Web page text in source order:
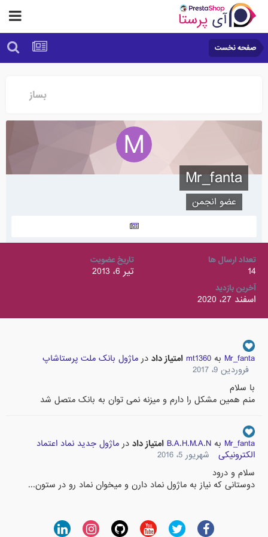
صفحه نخست
Mr_fanta
عضو انجمن
تعداد ارسال ها
14
تاریخ عضویت
تیر 6، 2013
آخرین بازدید
اسفند 27، 2020
Mr_fanta به mt1360 امتیاز داد در ماژول بانک ملت پرستاشاپ
فروردین 9، 2017
با سلام
منم همین مشکل را دارم و میزنه نمی توان به بانک متصل شد
Mr_fanta به B.A.H.M.A.N امتیاز داد در ماژول جدید نماد اعتماد
الکترونیکی
شهریور 5، 2016
سلام و درود
دوستانی که نیاز به ماژول نماد دارن و میخوان نماد رو در ستون...